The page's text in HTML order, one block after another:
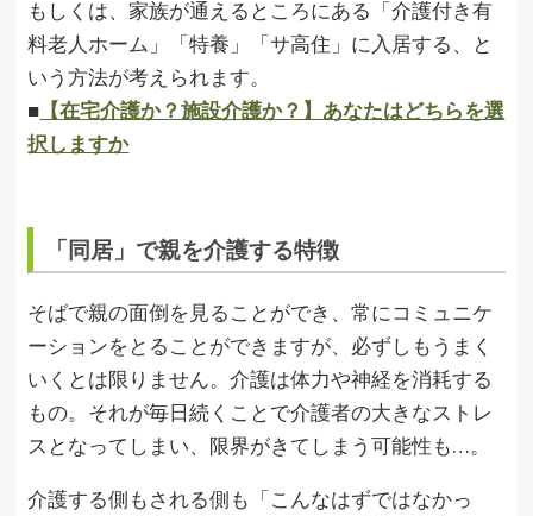
もしくは、家族が通えるところにある「介護付き有
料老人ホーム」「特養」「サ高住」に入居する、と
いう方法が考えられます。
■ 【在宅介護か？施設介護か？】あなたはどちらを選
択しますか
「同居」で親を介護する特徴
そばで親の面倒を見ることができ、常にコミュニケ
ーションをとることができますが、必ずしもうまく
いくとは限りません。介護は体力や神経を消耗する
もの。それが毎日続くことで介護者の大きなストレ
スとなってしまい、限界がきてしまう可能性も…。
介護する側もされる側も「こんなはずではなかっ